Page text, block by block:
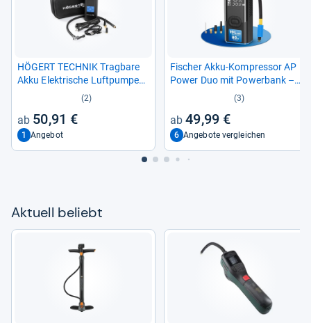
HÖGERT TECH­NIK Trag­bare
Akku Elek­tri­sche Luft­pumpe
(2)
50,91 €
1 Angebot
Fischer Akku-​Kom­pres­sor AP
Power Duo mit Power­bank –
Prak­ti­sches Auf­pum­pen für
(3)
49,99 €
6 Angebote vergleichen
Aktu­ell beliebt